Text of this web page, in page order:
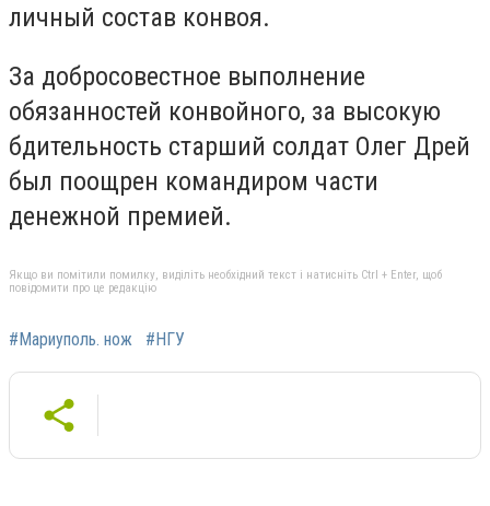
личный состав конвоя.
За добросовестное выполнение
обязанностей конвойного, за высокую
бдительность старший солдат Олег Дрей
был поощрен командиром части
денежной премией.
Якщо ви помітили помилку, виділіть необхідний текст і натисніть Ctrl + Enter, щоб
повідомити про це редакцію
#Мариуполь. нож #НГУ